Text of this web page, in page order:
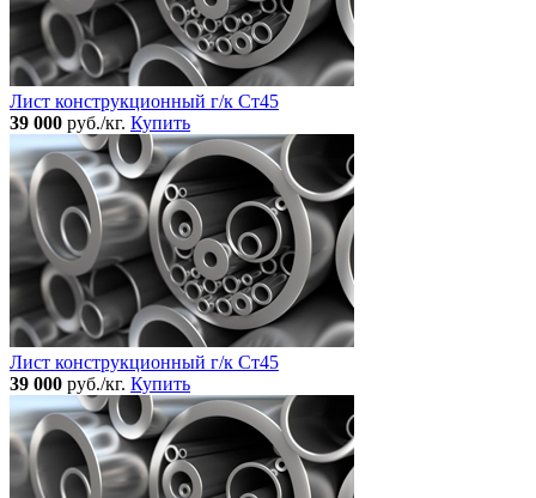
Лист конструкционный г/к Ст45
39 000 руб./кг. Купить
Лист конструкционный г/к Ст45
39 000 руб./кг. Купить